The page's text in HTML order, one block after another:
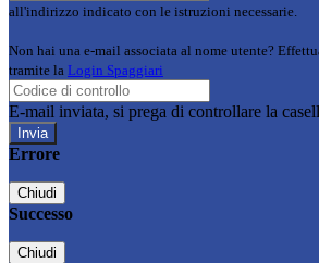
all'indirizzo indicato con le istruzioni necessarie.
Non hai una e-mail associata al nome utente?
tramite la Login Spaggiari
E-mail inviata, si prega di controllare la
Errore
Chiudi
Successo
Chiudi